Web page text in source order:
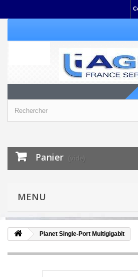
Panier (vide)
MENU
Planet Single-Port Multigigabit